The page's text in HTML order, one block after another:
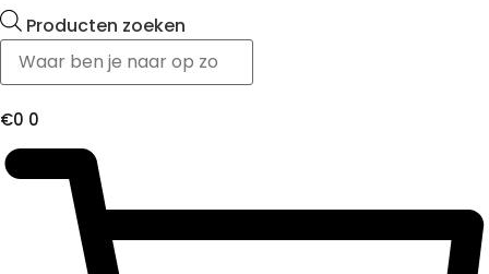
Producten zoeken
€0 0